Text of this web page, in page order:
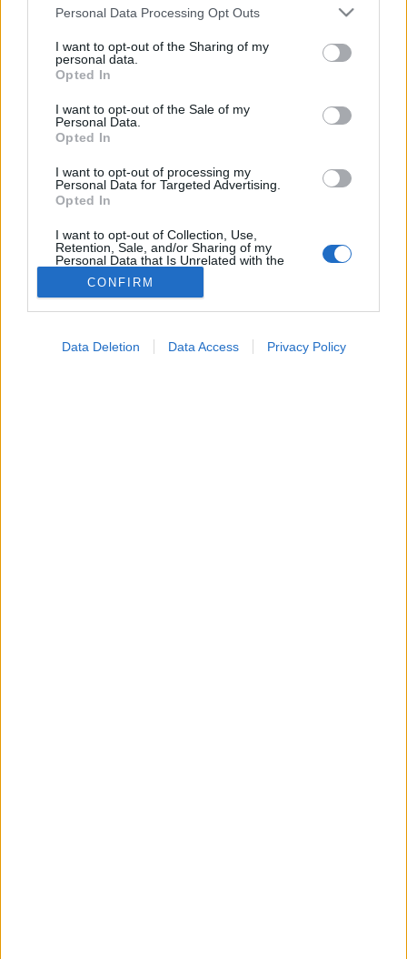
Please note that this website/app uses one or more Google
not limited to your visit or usage behaviour. You may click to
grant or deny consent to Google and its third-party tags to
use your data for below specified purposes in below Google
consent section.
Personal Data Processing Opt Outs
I want to opt-out of the Sharing of my
personal data.
Opted In
I want to opt-out of the Sale of my
Personal Data.
Opted In
I want to opt-out of processing my
Personal Data for Targeted Advertising.
Opted In
I want to opt-out of Collection, Use,
Retention, Sale, and/or Sharing of my
Personal Data that Is Unrelated with the
Purposes for which it was collected.
Opted Out
CONFIRM
Data Deletion Data Access Privacy Policy
Szépségápolás